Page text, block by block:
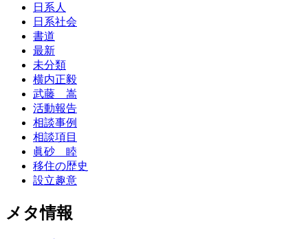
日系人
日系社会
書道
最新
未分類
横内正毅
武藤 嵩
活動報告
相談事例
相談項目
眞砂 睦
移住の歴史
設立趣意
メタ情報